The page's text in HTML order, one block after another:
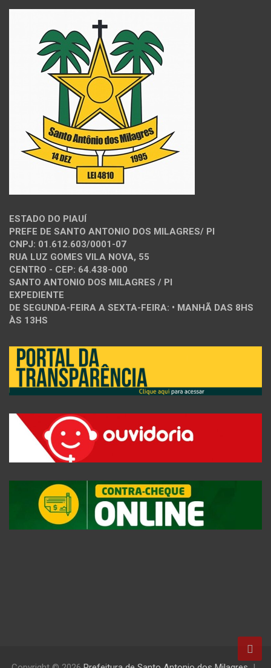
ESTADO DO PIAUÍ
PREFE DE SANTO ANTONIO DOS MILAGRES/ PI
CNPJ: 01.612.603/0001-07
RUA LUZ GOMES VILA NOVA, 55
CENTRO - CEP: 64.438-000
SANTO ANTONIO DOS MILAGRES / PI
EXPEDIENTE
DE SEGUNDA-FEIRA A SEXTA-FEIRA: • MANHÃ DAS 8HS
ÀS 13HS